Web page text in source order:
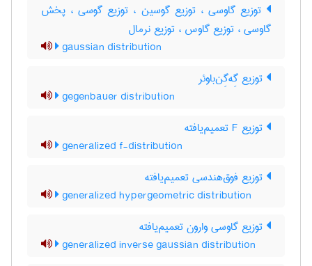
توزیع گاوسی ، توزیع گوسین ، توزیع گوسی ، پخش
گاوسی ، توزیع گاوس ، توزیع نرمال
gaussian distribution
توزیع گِه‌گِن‌باوئر
gegenbauer distribution
توزیع F تعمیم‌یافته
generalized f-distribution
توزیع فوق‌هندسی تعمیم‌یافته
generalized hypergeometric distribution
توزیع گاوسی وارون تعمیم‌یافته
generalized inverse gaussian distribution